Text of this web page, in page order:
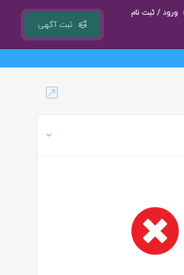
ثبت آگهی
ورود / ثبت نام